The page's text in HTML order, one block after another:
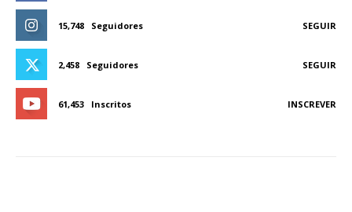
15,748 Seguidores SEGUIR
2,458 Seguidores SEGUIR
61,453 Inscritos INSCREVER